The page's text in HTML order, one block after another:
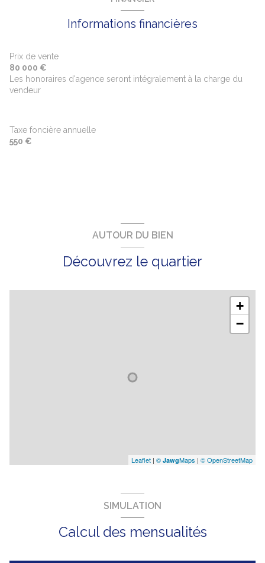
Informations financières
Prix de vente
80 000 €
Les honoraires d'agence seront intégralement à la charge du
vendeur
Taxe foncière annuelle
550 €
AUTOUR DU BIEN
Découvrez le quartier
+
−
Leaflet | © JawgMaps | © OpenStreetMap
SIMULATION
Calcul des mensualités